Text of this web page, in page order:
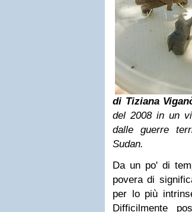
di Tiziana
del 2008 in un
dalle guerre
Sudan.
Da un po' di
povera di
per lo più
Difficilmente